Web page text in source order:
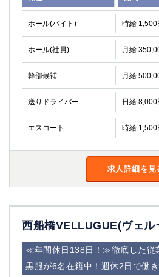
ホール(バイト) 時給 1,500
ホール(社員) 月給
幹部候補 月給
送りドライバー 日給 8,000
エスコート 時給 1,500
求人詳細を見
西船橋VELLUGUE(ヴェル
≪年間休日138日！≫徹底した従
黒服が6名在籍中！週休2日で働